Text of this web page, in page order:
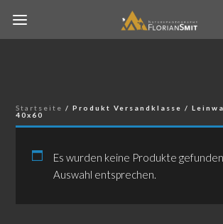
Startseite / Produkt Versandklasse /
40x60
Es wurden keine Produkte
Auswahl entsprechen.